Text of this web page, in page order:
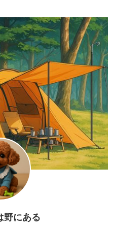
野にある